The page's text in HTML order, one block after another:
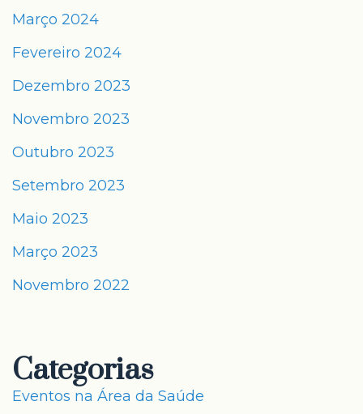
Março 2024
Fevereiro 2024
Dezembro 2023
Novembro 2023
Outubro 2023
Setembro 2023
Maio 2023
Março 2023
Novembro 2022
Categorias
Eventos na Área da Saúde